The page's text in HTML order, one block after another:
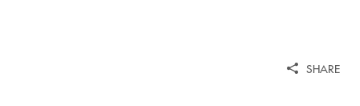
SHARE